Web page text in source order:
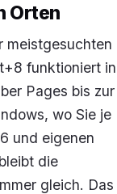
Orten
meistgesuchten
funktioniert in
Pages bis zur
wo Sie je
und eigenen
die
gleich. Das